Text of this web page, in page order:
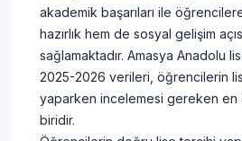
akademik başarıları ile
hazırlık hem de sosyal gelişim
sağlamaktadır. Amasya Anadolu
2025-2026 verileri, öğrencilerin
yaparken incelemesi gereken en
biridir.